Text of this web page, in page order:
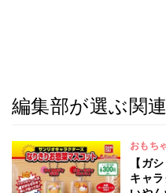
編集部が選ぶ関
おもち
【ガ
キャ